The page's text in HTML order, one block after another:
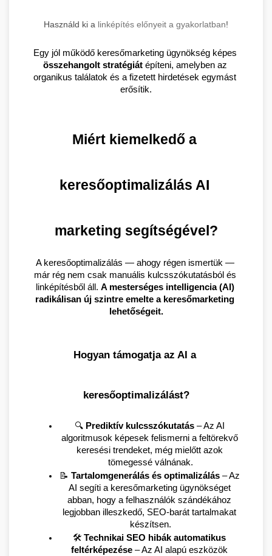
Használd ki a linképítés előnyeit a gyakorlatban!
összehangolt stratégiát építeni, amelyben az
organikus találatok és a fizetett hirdetések egymást
erősítik.
Miért kiemelkedő a
keresőoptimalizálás AI
marketing segítségével?
A keresőoptimalizálás — ahogy régen ismertük —
már rég nem csak manuális kulcsszókutatásból és
linképítésből áll. A mesterséges intelligencia (AI)
radikálisan új szintre emelte a keresőmarketing
lehetőségeit.
Hogyan támogatja az AI a
keresőoptimalizálást?
🔍 Prediktív kulcsszókutatás – Az AI
algoritmusok képesek felismerni a feltörekvő
keresési trendeket, még mielőtt azok
tömegessé válnának.
📝 Tartalomgenerálás és optimalizálás – Az
AI segíti a keresőmarketing ügynökséget
abban, hogy a felhasználók szándékához
legjobban illeszkedő, SEO-barát tartalmakat
készítsen.
🛠️ Technikai SEO hibák automatikus
feltérképezése – Az AI alapú eszközök